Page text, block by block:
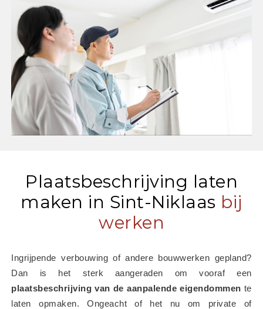
Plaatsbeschrijving laten
maken in Sint-Niklaas bij
werken
Ingrijpende verbouwing of andere bouwwerken gepland?
plaatsbeschrijving van de aanpalende eigendommen te
laten opmaken. Ongeacht of het nu om private of